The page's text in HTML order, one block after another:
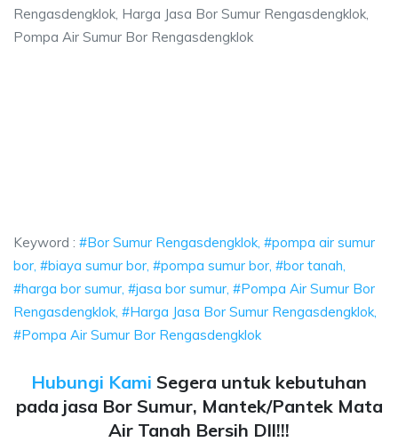
Rengasdengklok, Harga Jasa Bor Sumur Rengasdengklok,
Pompa Air Sumur Bor Rengasdengklok
Keyword : #Bor Sumur Rengasdengklok, #pompa air sumur
bor, #biaya sumur bor, #pompa sumur bor, #bor tanah,
#harga bor sumur, #jasa bor sumur, #Pompa Air Sumur Bor
Rengasdengklok, #Harga Jasa Bor Sumur Rengasdengklok,
#Pompa Air Sumur Bor Rengasdengklok
Hubungi Kami Segera untuk kebutuhan
pada jasa Bor Sumur, Mantek/Pantek Mata
Air Tanah Bersih Dll!!!